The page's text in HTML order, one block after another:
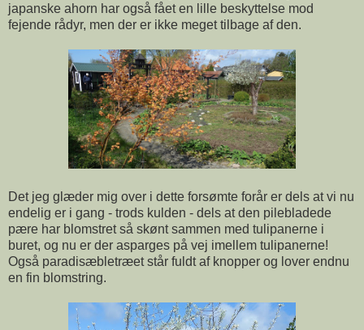
japanske ahorn har også fået en lille beskyttelse mod
fejende rådyr, men der er ikke meget tilbage af den.
Det jeg glæder mig over i dette forsømte forår er dels at vi nu
endelig er i gang - trods kulden - dels at den pilebladede
pære har blomstret så skønt sammen med tulipanerne i
buret, og nu er der asparges på vej imellem tulipanerne!
Også paradisæbletræet står fuldt af knopper og lover endnu
en fin blomstring.